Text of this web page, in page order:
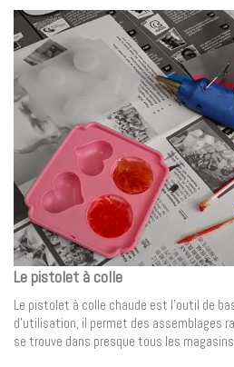
Le pistolet à colle
Le pistolet à colle chaude est l’outil de
d’utilisation, il permet des assemblages
se trouve dans presque tous les